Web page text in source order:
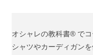
オシャレの教科書® で
シャツやカーディガン